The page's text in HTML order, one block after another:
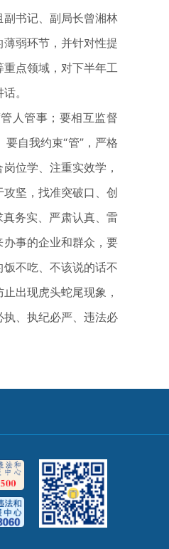
书记、副局长曾湘林
弱环节，并针对性提
点领域，对下半年工
。
人管事；要相互监督
自我约束“管”，严格
位学、注重实效学，
坚，找准突破口、创
务实、严肃认真、雷
事的企业和群众，要
不吃、不该说的话不
出现虎头蛇尾现象，
、执纪必严、违法必